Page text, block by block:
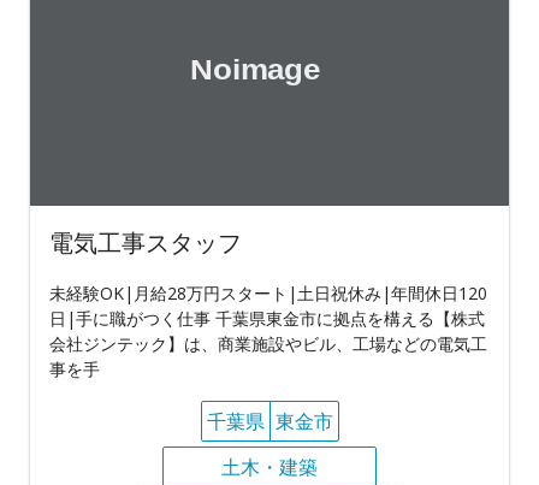
電気工事スタッフ
未経験OK|月給28万円スタート|土日祝休み|年間休日120
日|手に職がつく仕事 千葉県東金市に拠点を構える【株式
会社ジンテック】は、商業施設やビル、工場などの電気工
事を手
千葉県 東金市
土木・建築